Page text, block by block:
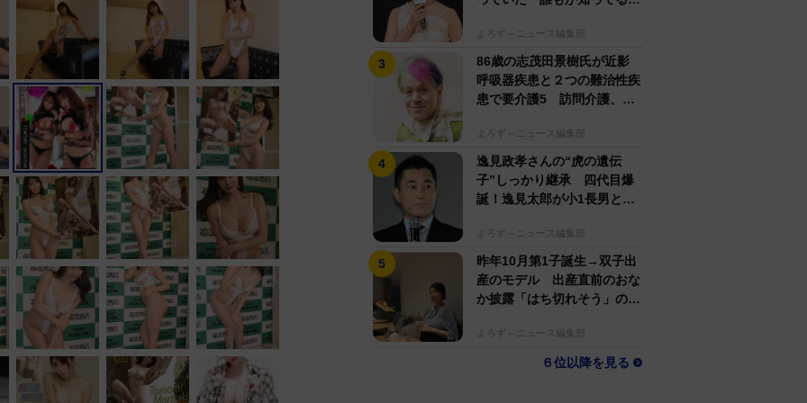
よろず～ニュース編集部
86歳の志茂田景樹氏が近影
呼吸器疾患と２つの難治性疾
患で要介護5 訪問介護、看
よろず～ニュース編集部
逸見政孝さんの“虎の遺伝
子”しっかり継承 四代目爆
誕！逸見太郎が小1長男とと
よろず～ニュース編集部
昨年10月第1子誕生→双子出
産のモデル 出産直前のおな
か披露「はち切れそう」の
よろず～ニュース編集部
６位以降を見る